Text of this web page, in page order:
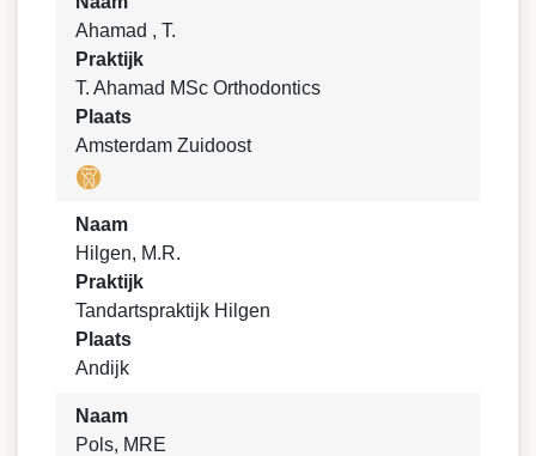
Ahamad , T.
Praktijk
T. Ahamad MSc Orthodontics
Plaats
Amsterdam Zuidoost
Naam
Hilgen, M.R.
Praktijk
Tandartspraktijk Hilgen
Plaats
Andijk
Naam
Pols, MRE